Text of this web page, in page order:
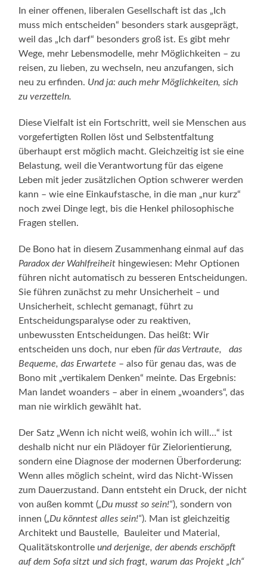
In einer offenen, liberalen Gesellschaft ist das „Ich
muss mich entscheiden“ besonders stark ausgeprägt,
weil das „Ich darf“ besonders groß ist. Es gibt mehr
Wege, mehr Lebensmodelle, mehr Möglichkeiten – zu
reisen, zu lieben, zu wechseln, neu anzufangen, sich
neu zu erfinden. Und ja: auch mehr Möglichkeiten, sich
zu verzetteln.
Diese Vielfalt ist ein Fortschritt, weil sie Menschen aus
vorgefertigten Rollen löst und Selbstentfaltung
überhaupt erst möglich macht. Gleichzeitig ist sie eine
Belastung, weil die Verantwortung für das eigene
Leben mit jeder zusätzlichen Option schwerer werden
kann – wie eine Einkaufstasche, in die man „nur kurz“
noch zwei Dinge legt, bis die Henkel philosophische
Fragen stellen.
De Bono hat in diesem Zusammenhang einmal auf das
Paradox der Wahlfreiheit hingewiesen: Mehr Optionen
führen nicht automatisch zu besseren Entscheidungen.
Sie führen zunächst zu mehr Unsicherheit – und
Unsicherheit, schlecht gemanagt, führt zu
Entscheidungsparalyse oder zu reaktiven,
unbewussten Entscheidungen. Das heißt: Wir
entscheiden uns doch, nur ebenfür das Vertraute, das
Bequeme, das Erwartete – also für genau das, was de
Bono mit „vertikalem Denken“ meinte. Das Ergebnis:
Man landet woanders – aber in einem „woanders“, das
man nie wirklich gewählt hat.
Der Satz „Wenn ich nicht weiß, wohin ich will…“ ist
deshalb nicht nur ein Plädoyer für Zielorientierung,
sondern eine Diagnose der modernen Überforderung:
Wenn alles möglich scheint, wird das Nicht-Wissen
zum Dauerzustand. Dann entsteht ein Druck, der nicht
von außen kommt („Du musst so sein!“), sondern von
innen („Du könntest alles sein!“). Man ist gleichzeitig
Architekt und Baustelle, Bauleiter und Material,
Qualitätskontrolleund derjenige, der abends erschöpft
auf dem Sofa sitzt und sich fragt, warum das Projekt „Ich“